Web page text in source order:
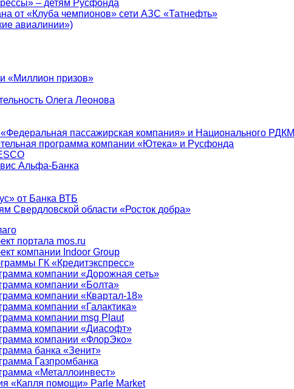
– детям Русфонда
от «Клуба чемпионов» сети АЗС «Татнефть»
авиалинии»)
«Миллион призов»
Олега Леонова
пассажирская компания» и Национального РДКМ
программа компании «Ютека» и Русфонда
Альфа-Банка
от Банка ВТБ
Свердловской области «Росток добра»
портала mos.ru
компании Indoor Group
ГК «Кредитэкспресс»
компании «Дорожная сеть»
компании «Болта»
компании «Квартал-18»
компании «Галактика»
компании msg Plaut
компании «Диасофт»
компании «ФлорЭко»
банка «Зенит»
Газпромбанка
«Металлоинвест»
«Капля помощи» Parle Market